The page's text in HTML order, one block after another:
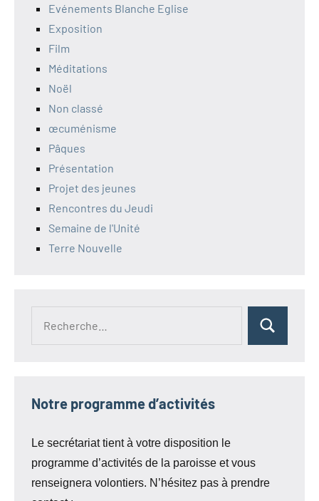
Evénements Blanche Eglise
Exposition
Film
Méditations
Noël
Non classé
œcuménisme
Pâques
Présentation
Projet des jeunes
Rencontres du Jeudi
Semaine de l'Unité
Terre Nouvelle
Rechercher
Notre programme d’activités
Le secrétariat tient à votre disposition le
programme d’activités de la paroisse et vous
renseignera volontiers. N’hésitez pas à prendre